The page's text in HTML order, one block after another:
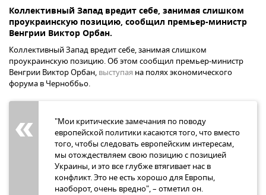
Коллективный Запад вредит себе, занимая слишком
проукраинскую позицию, сообщил премьер-министр
Венгрии Виктор Орбан.
Коллективный Запад вредит себе, занимая слишком
проукраинскую позицию. Об этом сообщил премьер-министр
Венгрии Виктор Орбан, выступая на полях экономического
форума в Черноббьо.
"Мои критические замечания по поводу
европейской политики касаются того, что вместо
того, чтобы следовать европейским интересам,
мы отождествляем свою позицию с позицией
Украины, и это все глубже втягивает нас в
конфликт. Это не есть хорошо для Европы,
наоборот, очень вредно", – отметил он.